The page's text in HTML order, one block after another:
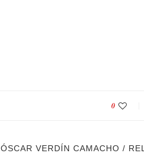
0
ÓSCAR VERDÍN CAMACHO /